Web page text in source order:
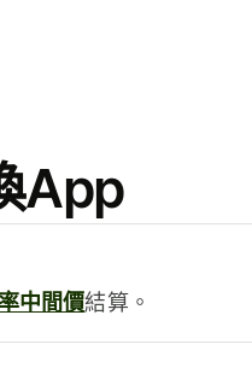
App
中間價結算。